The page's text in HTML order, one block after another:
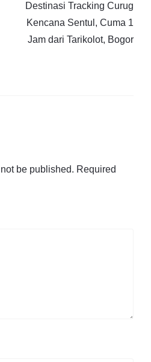
Destinasi Tracking Curug
Kencana Sentul, Cuma 1
Jam dari Tarikolot, Bogor
be published. Required